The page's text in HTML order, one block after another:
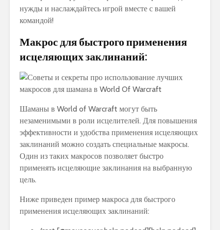
нужды и наслаждайтесь игрой вместе с вашей
командой!
Макрос для быстрого применения
исцеляющих заклинаний:
Шаманы в World of Warcraft могут быть
незаменимыми в роли исцелителей. Для повышения
эффективности и удобства применения исцеляющих
заклинаний можно создать специальные макросы.
Один из таких макросов позволяет быстро
применять исцеляющие заклинания на выбранную
цель.
Ниже приведен пример макроса для быстрого
применения исцеляющих заклинаний: